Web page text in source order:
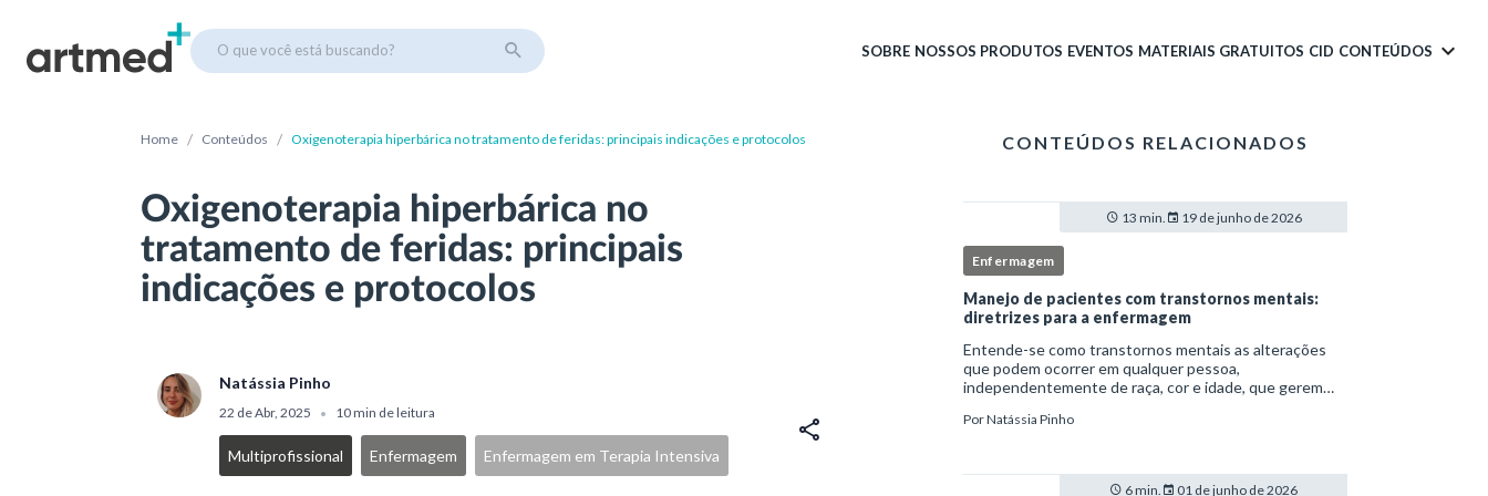
O que você está buscando? SOBRE NOSSOS PRODUTOS EVENTOS MATERIAIS GRATUITOS CID CONTEÚDOS
Home / Conteúdos / Oxigenoterapia hiperbárica no tratamento de feridas: principais indicações e protocolos
Oxigenoterapia hiperbárica no
tratamento de feridas: principais
indicações e protocolos
Natássia Pinho
22 de Abr, 2025 • 10 min de leitura
Multiprofissional Enfermagem Enfermagem em Terapia Intensiva
CONTEÚDOS RELACIONADOS
13 min. 19 de junho de 2026
Enfermagem
Manejo de pacientes com transtornos mentais:
diretrizes para a enfermagem
Entende-se como transtornos mentais as alterações
que podem ocorrer em qualquer pessoa,
independentemente de raça, cor e idade, que gerem
do indivíduo.Por isso, os transtornos psiquiátricos rep
PorNatássia Pinho
6 min. 01 de junho de 2026